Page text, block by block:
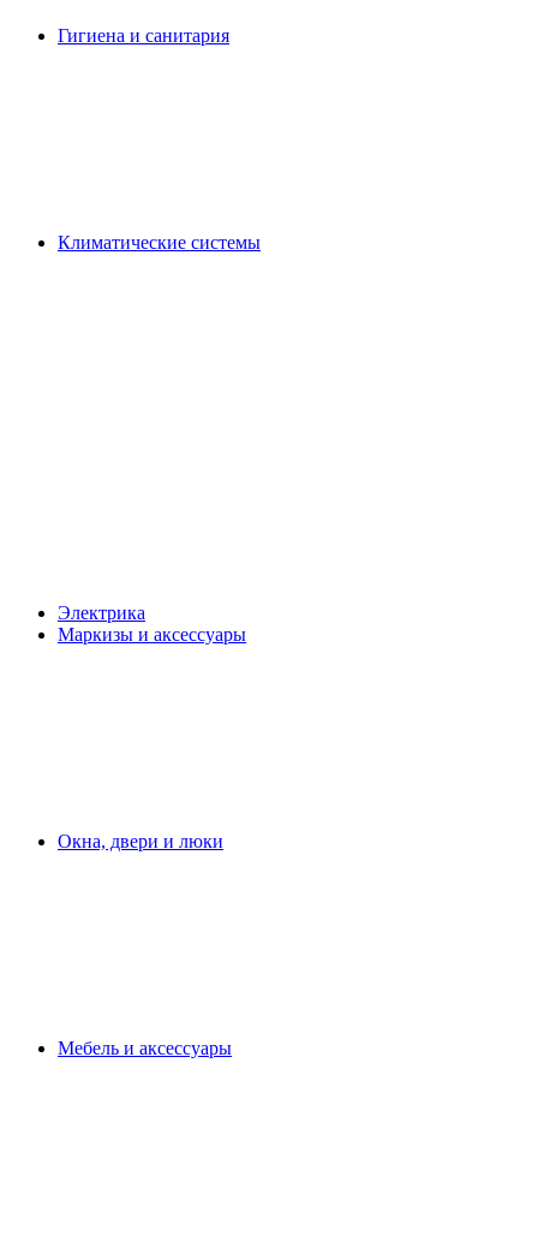
Гигиена и санитария
Климатические системы
Электрика
Маркизы и аксессуары
Окна, двери и люки
Мебель и аксессуары